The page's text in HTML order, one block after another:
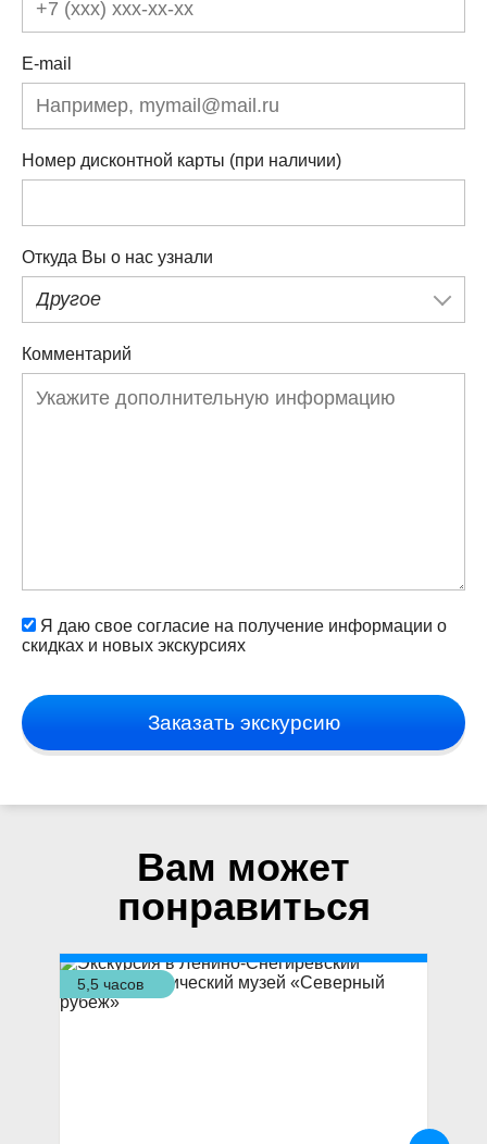
E-mail
Номер дисконтной карты (при наличии)
Откуда Вы о нас узнали
Другое
Комментарий
Я даю свое согласие на получение информации о
скидках и новых экскурсиях
Заказать экскурсию
Вам может
понравиться
5,5 часов